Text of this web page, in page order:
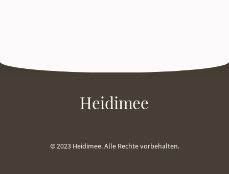
Heidimee
© 2023 Heidimee. Alle Rechte vorbehalten.